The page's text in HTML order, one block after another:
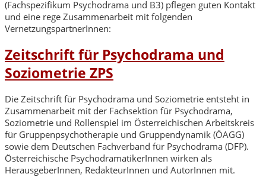
(Fachspezifikum Psychodrama und B3) pflegen guten Kontakt
und eine rege Zusammenarbeit mit folgenden
VernetzungspartnerInnen:
Zeitschrift für Psychodrama und
Soziometrie ZPS
Die Zeitschrift für Psychodrama und Soziometrie entsteht in
Zusammenarbeit mit der Fachsektion für Psychodrama,
Soziometrie und Rollenspiel im Österreichischen Arbeitskreis
für Gruppenpsychotherapie und Gruppendynamik (ÖAGG)
sowie dem Deutschen Fachverband für Psychodrama (DFP).
Österreichische PsychodramatikerInnen wirken als
HerausgeberInnen, RedakteurInnen und AutorInnen mit.